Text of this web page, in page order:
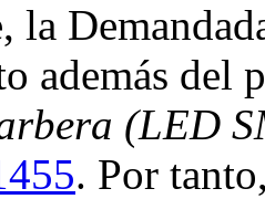
la
además del
(LED
. Por